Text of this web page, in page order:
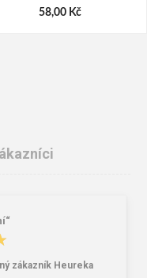
58,00 Kč
499,00 Kč 638,00 Kč
zákazník Heureka